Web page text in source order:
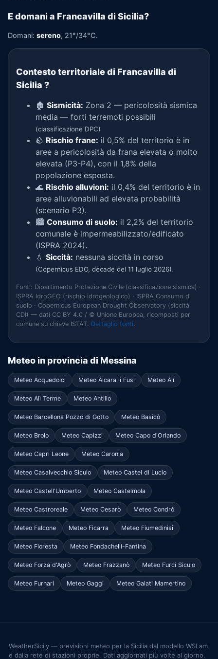
E domani a Francavilla di Sicilia?
Domani: sereno, 21°/34°C.
Contesto territoriale di Francavilla di
Sicilia ?
🏚️ Sismicità: Zona 2 — pericolosità sismica
media — forti terremoti possibili
(classificazione DPC)
🪨 Rischio frane: il 0,5% del territorio è in
aree a pericolosità da frana elevata o molto
elevata (P3-P4), con il 1,8% della
popolazione esposta.
🌊 Rischio alluvioni: il 0,4% del territorio è in
aree alluvionabili ad elevata probabilità
(scenario P3).
🏙️ Consumo di suolo: il 2,2% del territorio
comunale è impermeabilizzato/edificato
(ISPRA 2024).
💧 Siccità: nessuna siccità in corso
(Copernicus EDO, decade del 11 luglio 2026).
Fonti: Dipartimento Protezione Civile (classificazione sismica) ·
ISPRA IdroGEO (rischio idrogeologico) · ISPRA Consumo di
suolo · Copernicus European Drought Observatory (siccità
CDI) — dati CC BY 4.0 / © Unione Europea, ricomposti per
comune su chiave ISTAT. Dettaglio fonti.
Meteo in provincia di Messina
Meteo Acquedolci Meteo Alcara li Fusi Meteo Alì
Meteo Alì Terme Meteo Antillo
Meteo Barcellona Pozzo di Gotto Meteo Basicò
Meteo Brolo Meteo Capizzi Meteo Capo d'Orlando
Meteo Capri Leone Meteo Caronia
Meteo Casalvecchio Siculo Meteo Castel di Lucio
Meteo Castell'Umberto Meteo Castelmola
Meteo Castroreale Meteo Cesarò Meteo Condrò
Meteo Falcone Meteo Ficarra Meteo Fiumedinisi
Meteo Floresta Meteo Fondachelli-Fantina
Meteo Forza d'Agrò Meteo Frazzanò Meteo Furci Siculo
Meteo Furnari Meteo Gaggi Meteo Galati Mamertino
WeatherSicily — previsioni meteo per la Sicilia dal modello WSLam
e dalla rete di stazioni proprie. Dati aggiornati più volte al giorno.